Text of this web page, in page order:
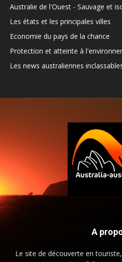
Australie de l'Ouest - Sauvage et
Les états et les principales villes
Economie du pays de la chance
Protection et atteinte à
Les news australiennes
A
Le site de découverte en